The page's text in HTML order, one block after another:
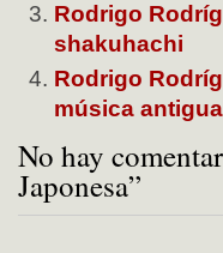
Rodrigo
shakuhachi
Rodrigo
música antigua
No hay
Japonesa”